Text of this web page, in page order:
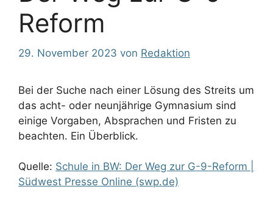
Reform
29. November 2023 von Redaktion
Bei der Suche nach einer Lösung des Streits um
das acht- oder neunjährige Gymnasium sind
einige Vorgaben, Absprachen und Fristen zu
beachten. Ein Überblick.
Quelle: Schule in BW: Der Weg zur G-9-Reform |
Südwest Presse Online (swp.de)